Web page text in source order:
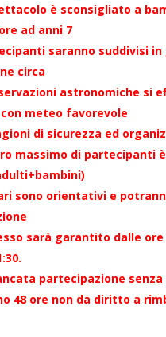
è sconsigliato a
ad anni 7
saranno suddivisi in
circa
astronomiche si
con meteo favorevole
di sicurezza ed
massimo di partecipanti
sono orientativi e
sarà garantito dalle ore
partecipazione
48 ore non da diritto a